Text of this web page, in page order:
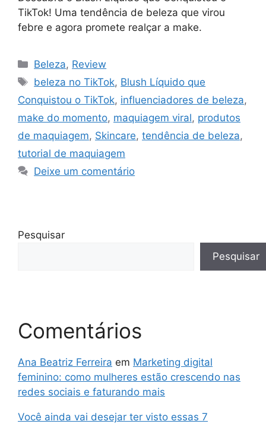
TikTok! Uma tendência de beleza que virou
febre e agora promete realçar a make.
Categorias
Beleza, Review
Tags
beleza no TikTok, Blush Líquido que
Conquistou o TikTok, influenciadores de beleza,
make do momento, maquiagem viral, produtos
de maquiagem, Skincare, tendência de beleza,
tutorial de maquiagem
Deixe um comentário
Pesquisar
Pesquisar
Comentários
Ana Beatriz Ferreira em Marketing digital
feminino: como mulheres estão crescendo nas
redes sociais e faturando mais
Você ainda vai desejar ter visto essas 7